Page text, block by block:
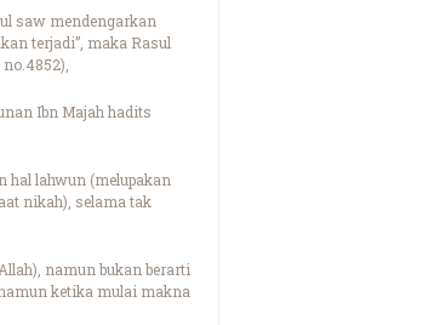
saw mendengarkan
terjadi”, maka Rasul
Ibn Majah hadits
hal lahwun (melupakan
nikah), selama tak
namun bukan berarti
ketika mulai makna